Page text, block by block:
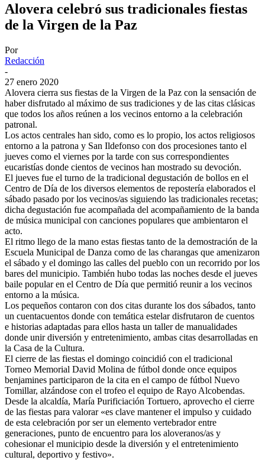
Alovera celebró sus tradicionales fiestas
de la Virgen de la Paz
Por
Redacción
-
27 enero 2020
Alovera cierra sus fiestas de la Virgen de la Paz con la sensación de
haber disfrutado al máximo de sus tradiciones y de las citas clásicas
que todos los años reúnen a los vecinos entorno a la celebración
patronal.
Los actos centrales han sido, como es lo propio, los actos religiosos
entorno a la patrona y San Ildefonso con dos procesiones tanto el
jueves como el viernes por la tarde con sus correspondientes
eucaristías donde cientos de vecinos han mostrado su devoción.
El jueves fue el turno de la tradicional degustación de bollos en el
Centro de Día de los diversos elementos de repostería elaborados el
sábado pasado por los vecinos/as siguiendo las tradicionales recetas;
dicha degustación fue acompañada del acompañamiento de la banda
de música municipal con canciones populares que ambientaron el
acto.
El ritmo llego de la mano estas fiestas tanto de la demostración de la
Escuela Municipal de Danza como de las charangas que amenizaron
el sábado y el domingo las calles del pueblo con un recorrido por los
bares del municipio. También hubo todas las noches desde el jueves
baile popular en el Centro de Día que permitió reunir a los vecinos
entorno a la música.
Los pequeños contaron con dos citas durante los dos sábados, tanto
un cuentacuentos donde con temática estelar disfrutaron de cuentos
e historias adaptadas para ellos hasta un taller de manualidades
donde unir diversión y entretenimiento, ambas citas desarrolladas en
la Casa de la Cultura.
El cierre de las fiestas el domingo coincidió con el tradicional
Torneo Memorial David Molina de fútbol donde once equipos
benjamines participaron de la cita en el campo de fútbol Nuevo
Tomillar, alzándose con el trofeo el equipo de Rayo Alcobendas.
Desde la alcaldía, María Purificiación Tortuero, aprovecho el cierre
de las fiestas para valorar «es clave mantener el impulso y cuidado
de esta celebración por ser un elemento vertebrador entre
generaciones, punto de encuentro para los aloveranos/as y
cohesionar el municipio desde la diversión y el entretenimiento
cultural, deportivo y festivo».